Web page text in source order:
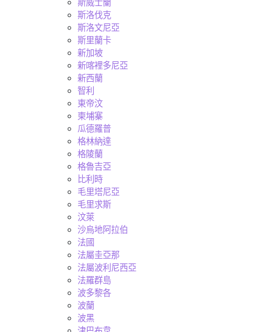
斯威士蘭
斯洛伐克
斯洛文尼亞
斯里蘭卡
新加坡
新喀裡多尼亞
新西蘭
智利
東帝汶
柬埔寨
瓜德羅普
格林納達
格陵蘭
格魯吉亞
比利時
毛里塔尼亞
毛里求斯
汶萊
沙烏地阿拉伯
法國
法屬圭亞那
法屬波利尼西亞
法羅群島
波多黎各
波蘭
波黑